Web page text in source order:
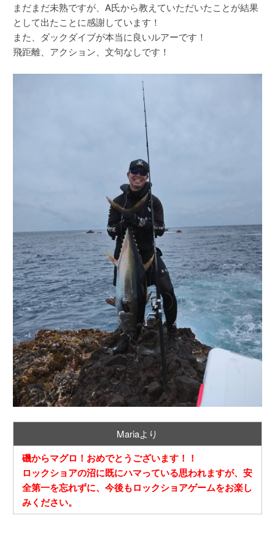
まだまだ未熟ですが、A氏から教えていただいたことが結果
として出たことに感謝しています！
また、ダックダイブが本当に良いルアーです！
飛距離、アクション、文句なしです！
Mariaより
磯からマグロ！おめでとうございます！！
ロックショアの沼に既にハマっている思われますが、安
全第一を忘れずに、今後もロックショアゲームをお楽し
みください。